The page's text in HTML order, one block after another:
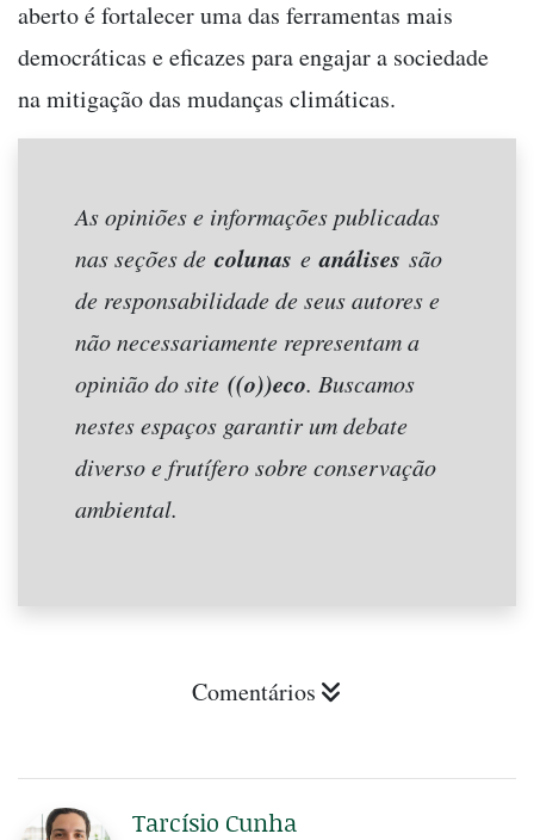
aberto é fortalecer uma das ferramentas mais
democráticas e eficazes para engajar a sociedade
na mitigação das mudanças climáticas.
As opiniões e informações publicadas
nas seções de colunas eanálises são
de responsabilidade de seus autores e
não necessariamente representam a
opinião do site ((o))eco. Buscamos
nestes espaços garantir um debate
diverso e frutífero sobre conservação
ambiental.
Comentários
Tarcísio Cunha